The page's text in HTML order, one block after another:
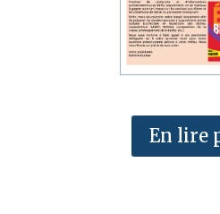
En lire